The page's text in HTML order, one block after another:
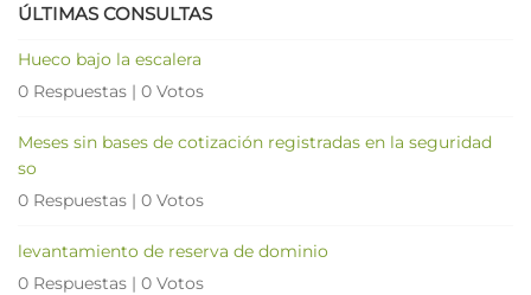
ÚLTIMAS CONSULTAS
Hueco bajo la escalera
0 Respuestas | 0 Votos
Meses sin bases de cotización registradas en la seguridad
so
0 Respuestas | 0 Votos
levantamiento de reserva de dominio
0 Respuestas | 0 Votos